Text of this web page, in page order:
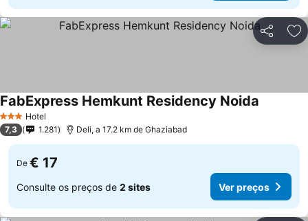
Partilhar
3 EstrelasHotel
FabExpress Hemkunt Residency Noida
7,3 1.281 Deli, a 17.2 km de Ghaziabad
De € 17
Consulte os preços de 2 sites Ver preços